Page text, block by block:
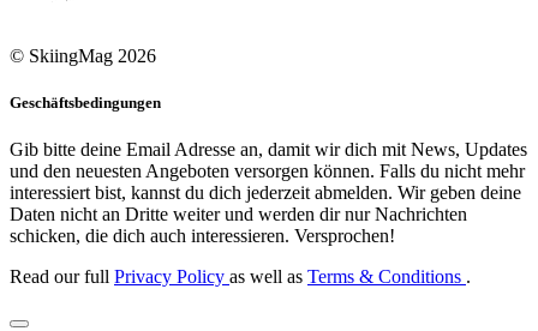
© SkiingMag 2026
Geschäftsbedingungen
Gib bitte deine Email Adresse an, damit wir dich mit News, Updates
und den neuesten Angeboten versorgen können. Falls du nicht mehr
interessiert bist, kannst du dich jederzeit abmelden. Wir geben deine
Daten nicht an Dritte weiter und werden dir nur Nachrichten
schicken, die dich auch interessieren. Versprochen!
Read our full Privacy Policy as well as Terms & Conditions .